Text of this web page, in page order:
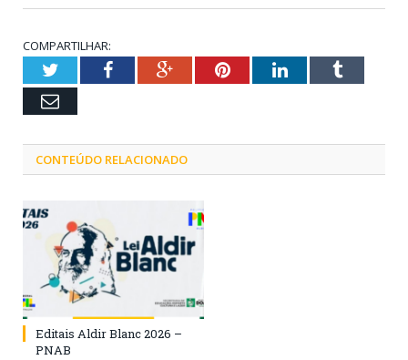
COMPARTILHAR:
TwitterFacebookGoogle+PinterestLinkedInTumblr
Email
CONTEÚDO RELACIONADO
Editais Aldir Blanc 2026 –
PNAB